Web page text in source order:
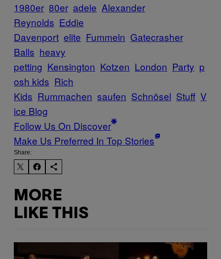
1980er 80er adele Alexander
Reynolds Eddie
Davenport elite Fummeln Gatecrasher
Balls heavy
petting Kensington Kotzen London Party p
osh kids Rich
Kids Rummachen saufen Schnösel Stuff V
ice Blog
Follow Us On Discover
Make Us Preferred In Top Stories
Share:
MORE
LIKE THIS